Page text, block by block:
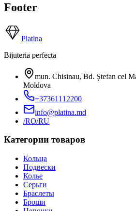
Footer
Platina
Bijuteria perfecta
mun. Chisinau, Bd. Ștefan cel
Moldova
+37361112200
info@platina.md
/RO/RU
Категории товаров
Кольца
Подвески
Колье
Серьги
Браслеты
Броши